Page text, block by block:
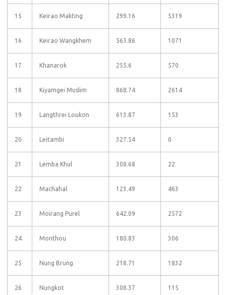
15 Keirao Makting 299.16 5319
16 Keirao Wangkhem 563.86 1071
17 Khanarok 255.6 570
18 Kiyamgei Muslim 868.74 2614
19 Langthrei Loukon 613.87 153
20 Leitambi 327.54 0
21 Lemba Khul 308.68 22
22 Machahal 123.49 463
23 Moirang Purel 642.09 2572
24 Monthou 180.83 306
25 Nung Brung 218.71 1832
26 Nungkot 308.37 115